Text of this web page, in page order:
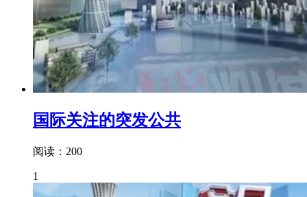
国际关注的突发公共
阅读：200
1